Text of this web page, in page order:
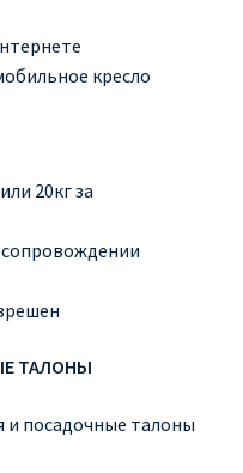
кресло
20кг за
ТАЛОНЫ
и посадочные талоны